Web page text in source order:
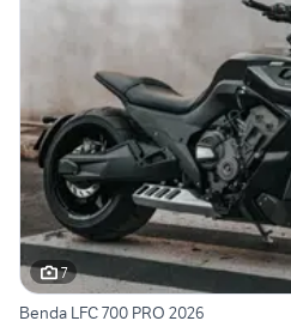
7
Benda LFC 700 PRO 2026